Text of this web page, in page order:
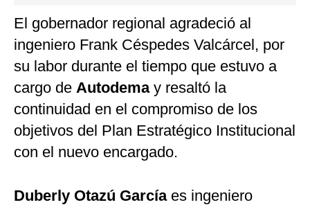
El gobernador regional agradeció al
ingeniero Frank Céspedes Valcárcel, por
su labor durante el tiempo que estuvo a
cargo de Autodema y resaltó la
continuidad en el compromiso de los
objetivos del Plan Estratégico Institucional
con el nuevo encargado.
Duberly Otazú Garcíaes ingeniero